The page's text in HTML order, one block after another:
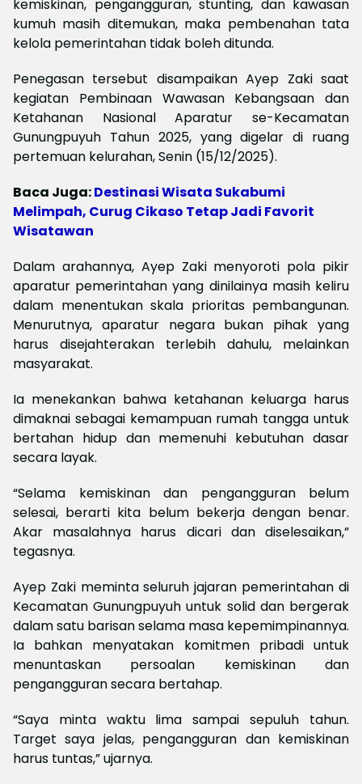
kemiskinan, pengangguran, stunting, dan kawasan
kumuh masih ditemukan, maka pembenahan tata
kelola pemerintahan tidak boleh ditunda.
Penegasan tersebut disampaikan Ayep Zaki saat
kegiatan Pembinaan Wawasan Kebangsaan dan
Ketahanan Nasional Aparatur se-Kecamatan
Gunungpuyuh Tahun 2025, yang digelar di ruang
pertemuan kelurahan, Senin (15/12/2025).
Baca Juga:Destinasi Wisata Sukabumi
Melimpah, Curug Cikaso Tetap Jadi Favorit
Wisatawan
Dalam arahannya, Ayep Zaki menyoroti pola pikir
aparatur pemerintahan yang dinilainya masih keliru
dalam menentukan skala prioritas pembangunan.
Menurutnya, aparatur negara bukan pihak yang
harus disejahterakan terlebih dahulu, melainkan
masyarakat.
Ia menekankan bahwa ketahanan keluarga harus
dimaknai sebagai kemampuan rumah tangga untuk
bertahan hidup dan memenuhi kebutuhan dasar
secara layak.
“Selama kemiskinan dan pengangguran belum
selesai, berarti kita belum bekerja dengan benar.
Akar masalahnya harus dicari dan diselesaikan,”
tegasnya.
Ayep Zaki meminta seluruh jajaran pemerintahan di
Kecamatan Gunungpuyuh untuk solid dan bergerak
dalam satu barisan selama masa kepemimpinannya.
Ia bahkan menyatakan komitmen pribadi untuk
menuntaskan persoalan kemiskinan dan
pengangguran secara bertahap.
“Saya minta waktu lima sampai sepuluh tahun.
Target saya jelas, pengangguran dan kemiskinan
harus tuntas,” ujarnya.